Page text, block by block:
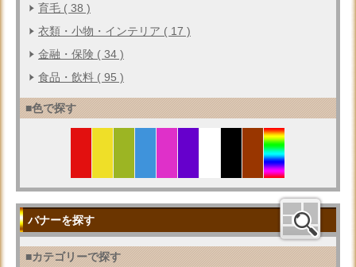
育毛 ( 38 )
衣類・小物・インテリア ( 17 )
金融・保険 ( 34 )
食品・飲料 ( 95 )
■色で探す
バナーを探す
■カテゴリーで探す